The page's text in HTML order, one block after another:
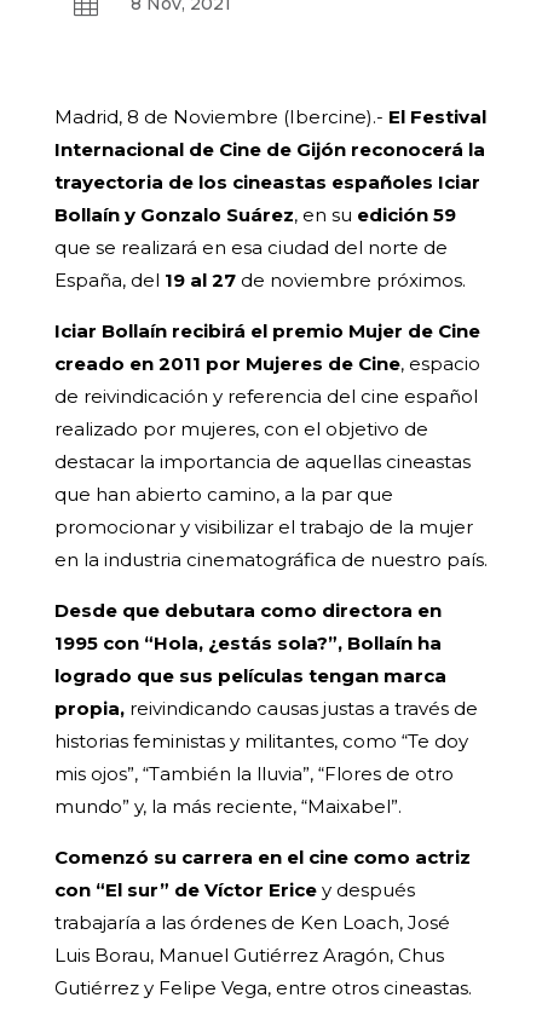
Madrid, 8 de Noviembre (Ibercine).- El Festival
Internacional de Cine de Gijón reconocerá la
trayectoria de los cineastas españoles Iciar
Bollaín y Gonzalo Suárez, en su edición 59
que se realizará en esa ciudad del norte de
España, del 19 al 27de noviembre próximos.
Iciar Bollaín recibirá el premio Mujer de Cine
creado en 2011 por Mujeres de Cine, espacio
de reivindicación y referencia del cine español
realizado por mujeres, con el objetivo de
destacar la importancia de aquellas cineastas
que han abierto camino, a la par que
promocionar y visibilizar el trabajo de la mujer
en la industria cinematográfica de nuestro país.
Desde que debutara como directora en
1995 con “Hola, ¿estás sola?”, Bollaín ha
logrado que sus películas tengan marca
propia,reivindicando causas justas a través de
historias feministas y militantes, como “Te doy
mis ojos”, “También la lluvia”, “Flores de otro
mundo” y, la más reciente, “Maixabel”.
Comenzó su carrera en el cine como actriz
con “El sur” de Víctor Ericey después
trabajaría a las órdenes de Ken Loach, José
Luis Borau, Manuel Gutiérrez Aragón, Chus
Gutiérrez y Felipe Vega, entre otros cineastas.